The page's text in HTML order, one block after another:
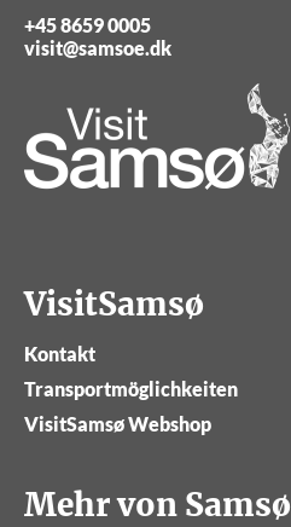
+45 8659 0005
visit@samsoe.dk
VisitSamsø
Kontakt
Transportmöglichkeiten
VisitSamsø Webshop
Mehr von Samsø